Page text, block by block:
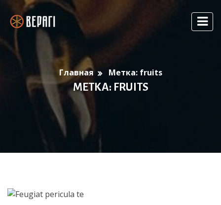
Главная Метка: fruits
МЕТКА: FRUITS